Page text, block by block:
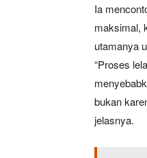
Ia
maksimal,
utamanya
“Proses
bukan
jelasnya.